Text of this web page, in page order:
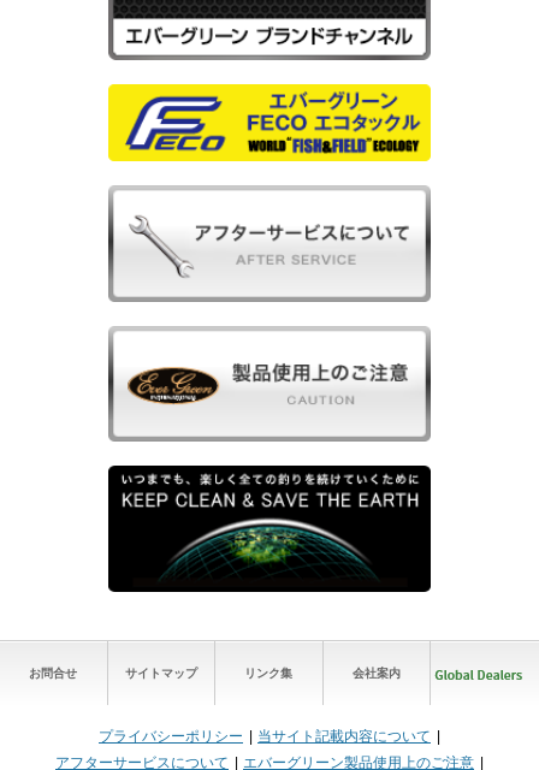
お問合せ サイトマップ リンク集 会社案内
プライバシーポリシー
当サイト記載内容について
アフターサービスについて
エバーグリーン製品使用上のご注意